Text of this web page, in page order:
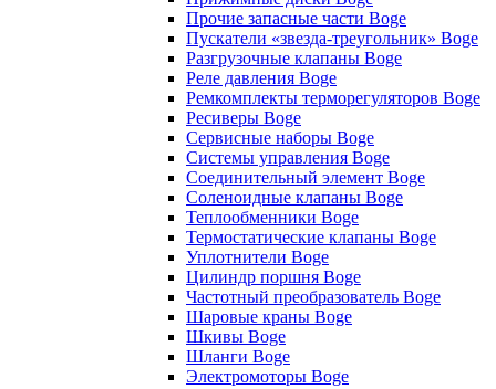
Прочие запасные части Boge
Пускатели «звезда-треугольник» Boge
Разгрузочные клапаны Boge
Реле давления Boge
Ремкомплекты терморегуляторов Boge
Ресиверы Boge
Сервисные наборы Boge
Системы управления Boge
Соединительный элемент Boge
Соленоидные клапаны Boge
Теплообменники Boge
Термостатические клапаны Boge
Уплотнители Boge
Цилиндр поршня Boge
Частотный преобразователь Boge
Шаровые краны Boge
Шкивы Boge
Шланги Boge
Электромоторы Boge